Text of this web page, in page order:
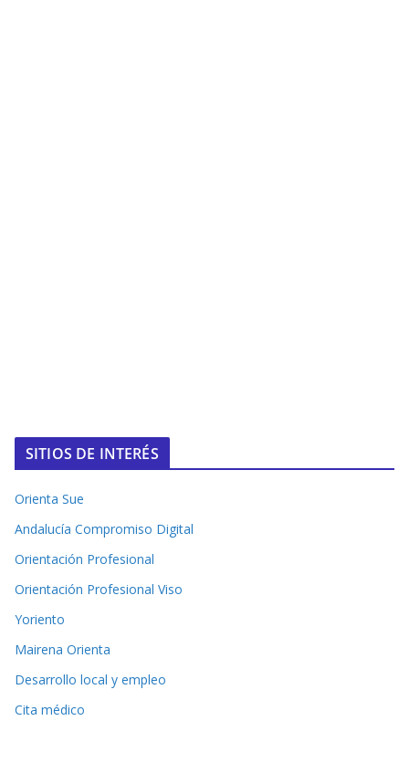
SITIOS DE INTERÉS
Orienta Sue
Andalucía Compromiso Digital
Orientación Profesional
Orientación Profesional Viso
Yoriento
Mairena Orienta
Desarrollo local y empleo
Cita médico